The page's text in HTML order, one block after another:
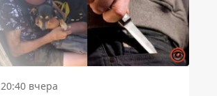
20:40 вчера